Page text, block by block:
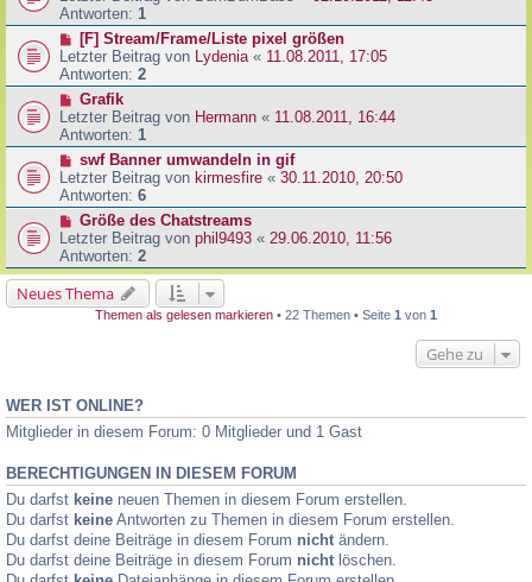
Antworten: 1
[F] Stream/Frame/Liste pixel größen
Letzter Beitrag von
Lydenia « 11.08.2011, 17:05
Antworten: 2
Grafik
Letzter Beitrag von Hermann « 11.08.2011, 16:44
Antworten: 1
swf Banner umwandeln in gif
Letzter Beitrag von kirmesfire « 30.11.2010, 20:50
Antworten: 6
Größe des Chatstreams
Letzter Beitrag von phil9493 « 29.06.2010, 11:56
Antworten: 2
Neues Thema
Themen als gelesen markieren • 22 Themen • Seite 1 von 1
Gehe zu
WER IST ONLINE?
Mitglieder in diesem Forum: 0 Mitglieder und 1 Gast
BERECHTIGUNGEN IN DIESEM FORUM
Du darfst keine neuen Themen in diesem Forum erstellen.
Du darfst keine Antworten zu Themen in diesem Forum erstellen.
Du darfst deine Beiträge in diesem Forum nicht ändern.
Du darfst deine Beiträge in diesem Forum nicht löschen.